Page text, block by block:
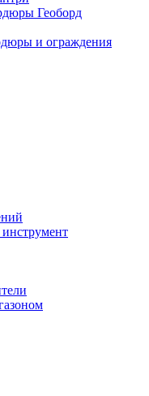
Геоборд
и ограждения